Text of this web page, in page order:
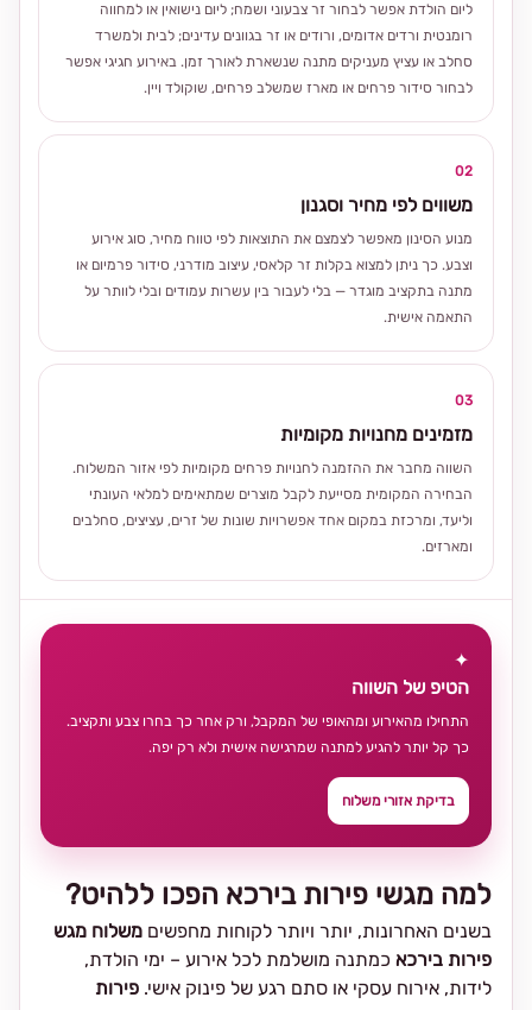
ליום הולדת אפשר לבחור זר צבעוני ושמח; ליום נישואין או למחווה
רומנטית ורדים אדומים, ורודים או זר בגוונים עדינים; לבית ולמשרד
סחלב או עציץ מעניקים מתנה שנשארת לאורך זמן. באירוע חגיגי אפשר
לבחור סידור פרחים או מארז שמשלב פרחים, שוקולד ויין.
02
משווים לפי מחיר וסגנון
מנוע הסינון מאפשר לצמצם את התוצאות לפי טווח מחיר, סוג אירוע
וצבע. כך ניתן למצוא בקלות זר קלאסי, עיצוב מודרני, סידור פרמיום או
מתנה בתקציב מוגדר — בלי לעבור בין עשרות עמודים ובלי לוותר על
התאמה אישית.
03
מזמינים מחנויות מקומיות
השווה מחבר את ההזמנה לחנויות פרחים מקומיות לפי אזור המשלוח.
הבחירה המקומית מסייעת לקבל מוצרים שמתאימים למלאי העונתי
וליעד, ומרכזת במקום אחד אפשרויות שונות של זרים, עציצים, סחלבים
ומארזים.
למה מגשי פירות בירכא הפכו ללהיט?
בשנים האחרונות, יותר ויותר לקוחות מחפשים משלוח מגש
פירות בירכא כמתנה מושלמת לכל אירוע – ימי הולדת,
לידות, אירוח עסקי או סתם רגע של פינוק אישי. פירות
✦
הטיפ של השווה
התחילו מהאירוע ומהאופי של המקבל, ורק אחר כך בחרו צבע ותקציב.
כך קל יותר להגיע למתנה שמרגישה אישית ולא רק יפה.
בדיקת אזורי משלוח